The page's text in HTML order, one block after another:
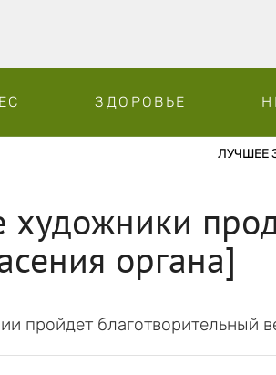
ЗДОРОВЬЕ
ЛУЧШЕЕ
художники
органа]
пройдет благотворительный